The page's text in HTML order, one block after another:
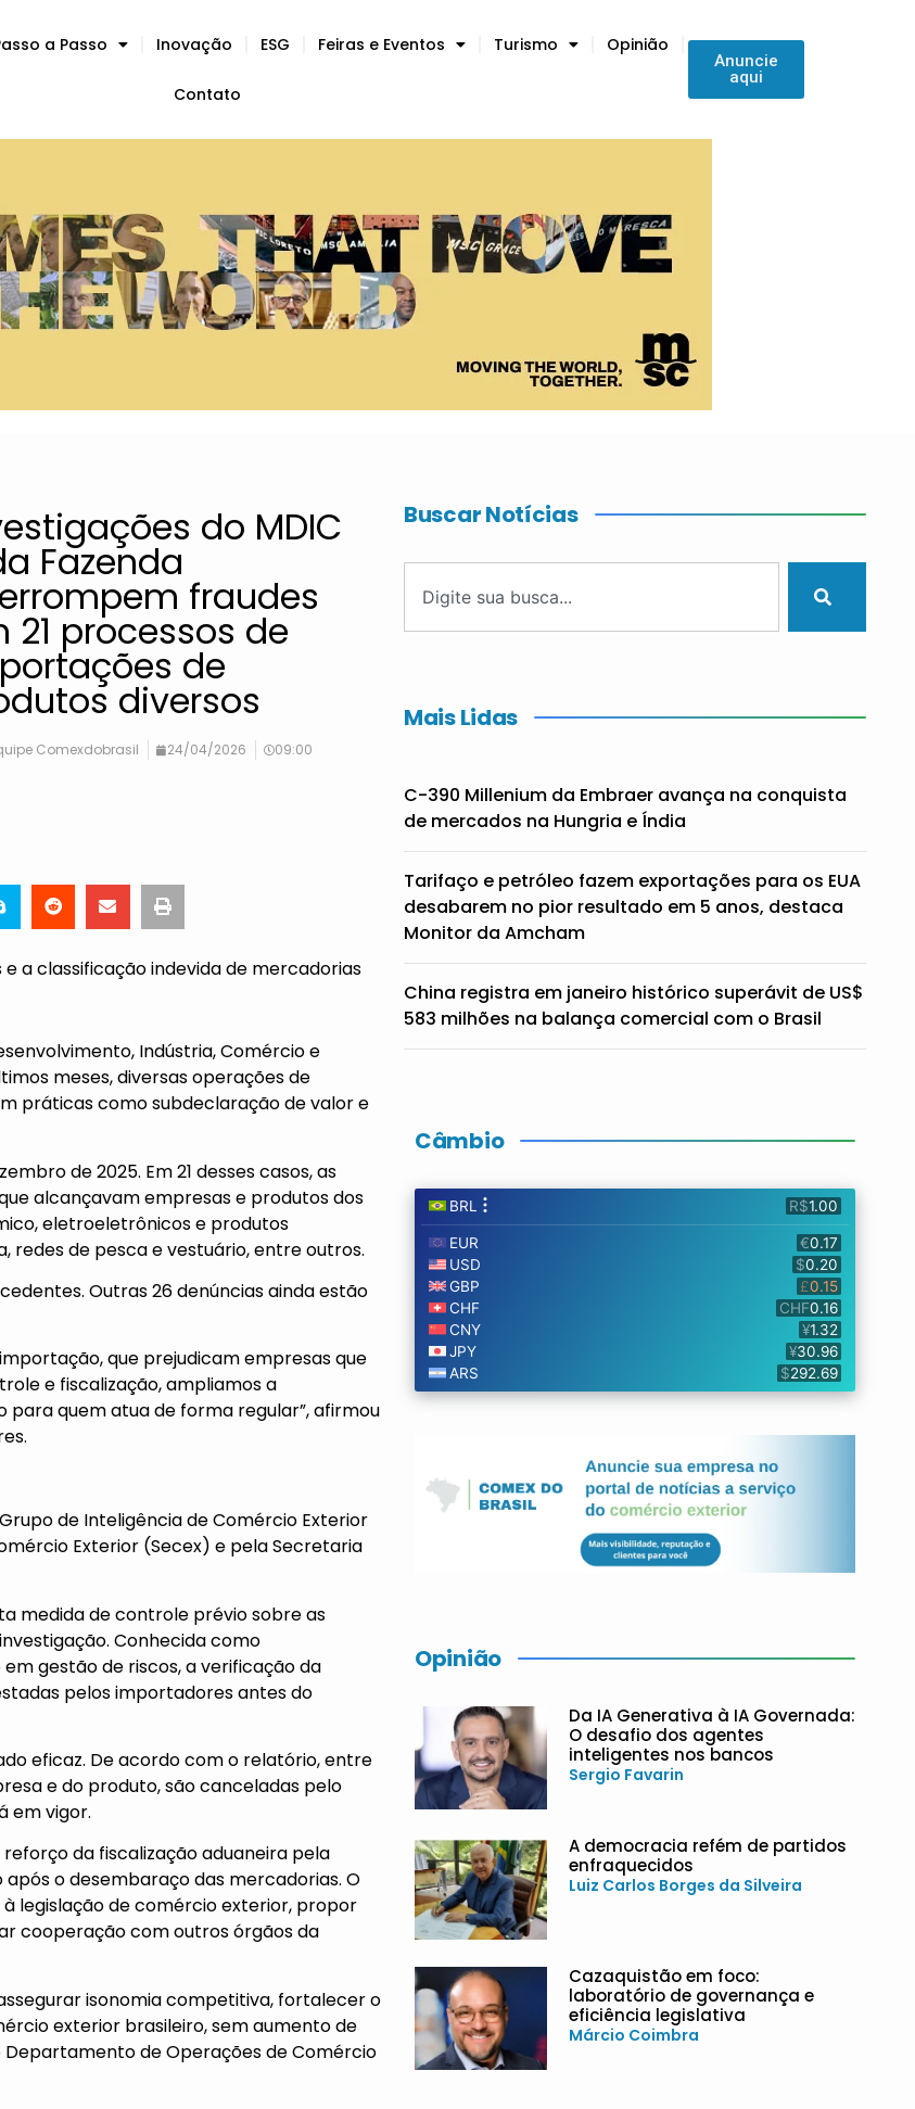
a Passo Inovação ESG Feiras e Eventos Turismo Opinião
Contato
Anuncie
aqui
do MDIC
Fazenda
fraudes
21 processos de
de
diversos
Comexdobrasil 24/04/2026 09:00
a classificação indevida de mercadorias
Indústria, Comércio e
meses, diversas operações de
práticas como subdeclaração de valor e
de 2025. Em 21 desses casos, as
alcançavam empresas e produtos dos
eletroeletrônicos e produtos
redes de pesca e vestuário, entre outros.
Outras 26 denúncias ainda estão
que prejudicam empresas que
e fiscalização, ampliamos a
quem atua de forma regular”, afirmou
de Inteligência de Comércio Exterior
Exterior (Secex) e pela Secretaria
medida de controle prévio sobre as
Conhecida como
gestão de riscos, a verificação da
pelos importadores antes do
eficaz. De acordo com o relatório, entre
e do produto, são canceladas pelo
em vigor.
da fiscalização aduaneira pela
o desembaraço das mercadorias. O
legislação de comércio exterior, propor
cooperação com outros órgãos da
isonomia competitiva, fortalecer o
exterior brasileiro, sem aumento de
Departamento de Operações de Comércio
Buscar Notícias
Mais Lidas
C-390 Millenium da Embraer avança na conquista
de mercados na Hungria e Índia
Tarifaço e petróleo fazem exportações para os EUA
desabarem no pior resultado em 5 anos, destaca
Monitor da Amcham
China registra em janeiro histórico superávit de US$
583 milhões na balança comercial com o Brasil
Câmbio
Opinião
Da IA Generativa à IA Governada:
O desafio dos agentes
inteligentes nos bancos
Sergio Favarin
A democracia refém de partidos
enfraquecidos
Luiz Carlos Borges da Silveira
Cazaquistão em foco:
laboratório de governança e
eficiência legislativa
Márcio Coimbra